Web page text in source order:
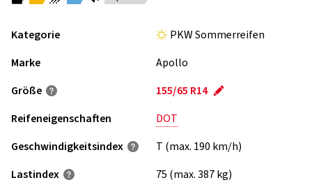
Kategorie
PKW Sommerreifen
Marke
Apollo
Größe
155/65 R14
Reifeneigenschaften
DOT
Geschwindigkeits­index
T (max. 190 km/h)
Lastindex
75 (max. 387 kg)